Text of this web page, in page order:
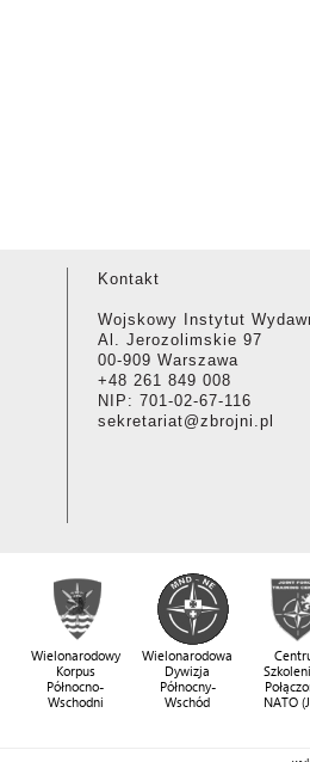
Kontakt
Wojskowy Instytut
Al. Jerozolimskie 97
00-909 Warszawa
+48 261 849 008
NIP: 701-02-67-116
sekretariat@zbrojni.pl
Wielonarodowy
Korpus
Północno-
Wschodni
Wielonarodowa
Dywizja
Północny-
Wschód
NATO